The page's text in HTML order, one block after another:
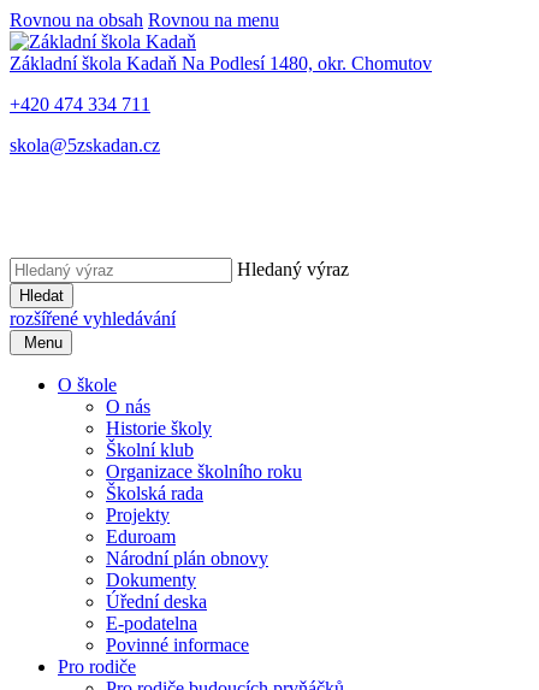
Rovnou na obsah Rovnou na menu
Základní škola Kadaň Na Podlesí 1480, okr. Chomutov
+420 474 334 711
skola@5zskadan.cz
Hledaný výraz
Hledat
rozšířené vyhledávání
Menu
O škole
O nás
Historie školy
Školní klub
Organizace školního roku
Školská rada
Projekty
Eduroam
Národní plán obnovy
Dokumenty
Úřední deska
E-podatelna
Povinné informace
Pro rodiče